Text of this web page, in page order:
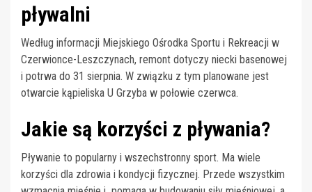
pływalni
Według informacji Miejskiego Ośrodka Sportu i Rekreacji w
Czerwionce-Leszczynach, remont dotyczy niecki basenowej
i potrwa do 31 sierpnia. W związku z tym planowane jest
otwarcie kąpieliska U Grzyba w połowie czerwca.
Jakie są korzyści z pływania?
Pływanie to popularny i wszechstronny sport. Ma wiele
korzyści dla zdrowia i kondycji fizycznej. Przede wszystkim